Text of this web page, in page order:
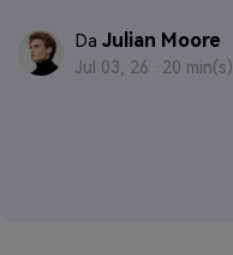
Da Julian Moore
Jul 03, 26 · 20 min(s)